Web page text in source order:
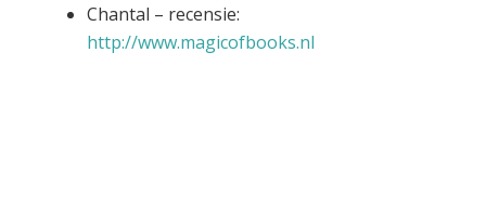
Chantal – recensie:
http://www.magicofbooks.nl